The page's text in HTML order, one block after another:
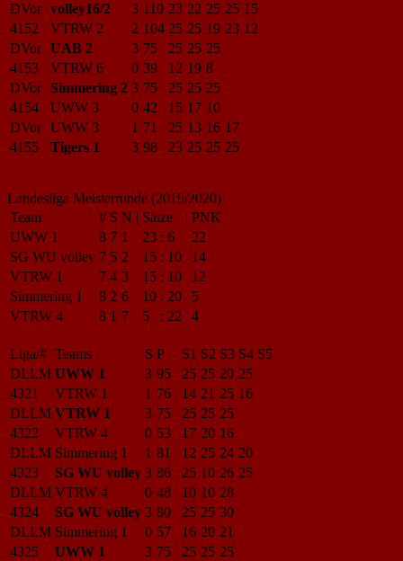
DVor volley16/2 3 110 23 22 25 25 15
4152
VTRW 2 2 104 25 25 19 23 12
DVor UAB 2 3 75 25 25 25
4153
VTRW 6 0 39 12 19 8
DVor
Simmering 2 3 75 25 25 25
4154
UWW 3 0 42 15 17 10
DVor UWW 3 1 71 25 13 16 17
4155
Tigers 1 3 98 23 25 25 25
Landesliga Meisterrunde (2019/2020)
Team
# S N | Sätze | PNK
UWW 1
8 7 1 23 : 6
22
SG WU volley 7 5 2 15 : 10
14
VTRW 1
7 4 3 15 : 10
12
Simmering 1
8 2 6 10 : 20
5
VTRW 4
8 1 7 5 : 22 4
Liga/# Teams S P S1 S2 S3 S4 S5
DLLM UWW 1 3 95 25 25 20 25
4321
VTRW 1 1 76 14 21 25 16
DLLM VTRW 1 3 75 25 25 25
4322
VTRW 4 0 53 17 20 16
DLLM Simmering 1 1 81 12 25 24 20
4323
SG WU volley 3 86 25 10 26 25
DLLM VTRW 4 0 48 10 10 28
4324
SG WU volley 3 80 25 25 30
DLLM Simmering 1 0 57 16 20 21
4325
UWW 1 3 75 25 25 25